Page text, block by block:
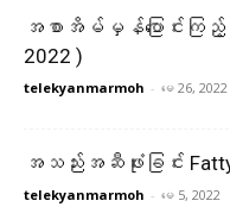
အစာအိမ်မှန်ပြောင်းကြည့်
2022 )
telekyanmarmoh - မေ 26, 2022
အသည်းအဆီဖုံးခြင်း Fatty
telekyanmarmoh - မေ 5, 2022